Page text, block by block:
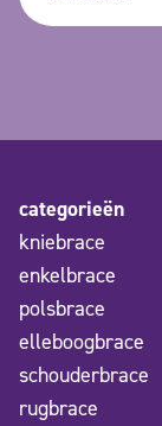
categorieën
kniebrace
enkelbrace
polsbrace
elleboogbrace
schouderbrace
rugbrace